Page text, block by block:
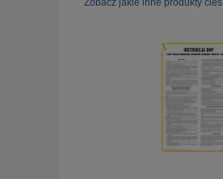
Zobacz jakie inne produkty